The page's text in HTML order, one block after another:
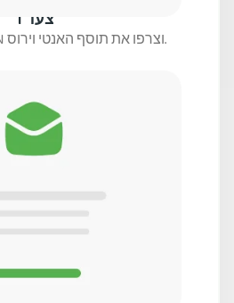
צעד 1
בחרו חבילת VPN וצרפו את תוסף האנטי וירוס.